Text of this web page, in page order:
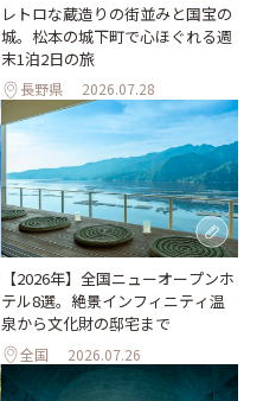
レトロな蔵造りの街並みと国宝の
城。松本の城下町で心ほぐれる週
末1泊2日の旅
長野県 2026.07.28
【2026年】全国ニューオープンホ
テル8選。絶景インフィニティ温
泉から文化財の邸宅まで
全国 2026.07.26